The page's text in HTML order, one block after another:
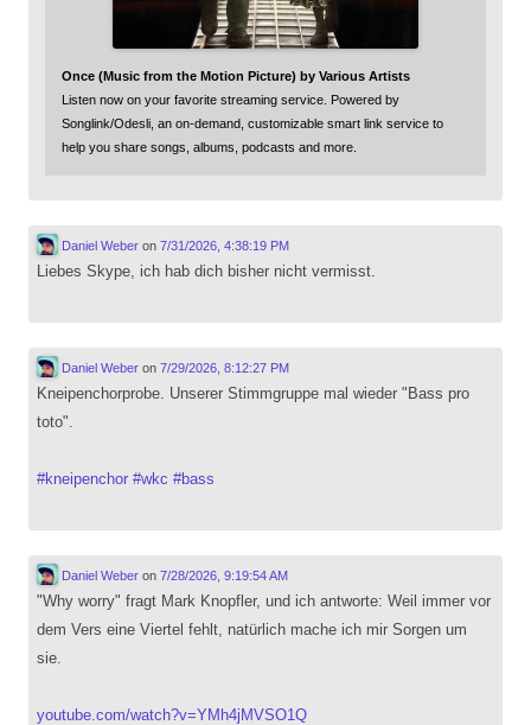
Once (Music from the Motion Picture) by Various Artists
Listen now on your favorite streaming service. Powered by
Songlink/Odesli, an on-demand, customizable smart link service to
help you share songs, albums, podcasts and more.
Daniel Weberon 7/31/2026, 4:38:19 PM
Liebes Skype, ich hab dich bisher nicht vermisst.
Daniel Weberon 7/29/2026, 8:12:27 PM
Kneipenchorprobe. Unserer Stimmgruppe mal wieder "Bass pro
toto".
#kneipenchor #wkc #bass
Daniel Weberon 7/28/2026, 9:19:54 AM
"Why worry" fragt Mark Knopfler, und ich antworte: Weil immer vor
dem Vers eine Viertel fehlt, natürlich mache ich mir Sorgen um
sie.
youtube.com/watch?v=YMh4jMVSO1Q